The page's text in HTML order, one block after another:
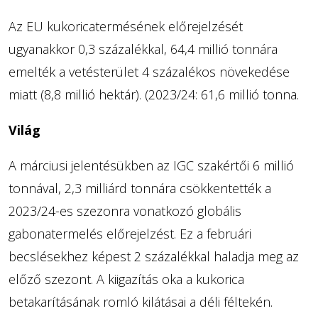
Az EU kukoricatermésének előrejelzését
ugyanakkor 0,3 százalékkal, 64,4 millió tonnára
emelték a vetésterület 4 százalékos növekedése
miatt (8,8 millió hektár). (2023/24: 61,6 millió tonna.
Világ
A márciusi jelentésükben az IGC szakértői 6 millió
tonnával, 2,3 milliárd tonnára csökkentették a
2023/24-es szezonra vonatkozó globális
gabonatermelés előrejelzést. Ez a februári
becslésekhez képest 2 százalékkal haladja meg az
előző szezont. A kiigazítás oka a kukorica
betakarításának romló kilátásai a déli féltekén.